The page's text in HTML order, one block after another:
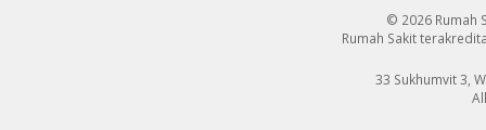
© 2026 Rumah
Rumah Sakit
33 Sukhumvit 3,